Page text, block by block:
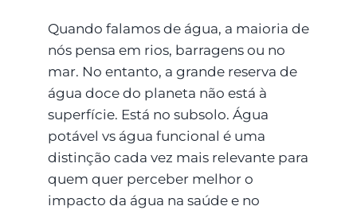
Quando falamos de água, a maioria de
nós pensa em rios, barragens ou no
mar. No entanto, a grande reserva de
água doce do planeta não está à
superfície. Está no subsolo. Água
potável vs água funcional é uma
distinção cada vez mais relevante para
quem quer perceber melhor o
impacto da água na saúde e no